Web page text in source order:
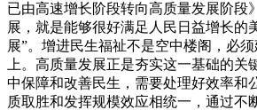
已由高速增长阶段转向高质量发展阶段
展，就是能够很好满足人民日益增长的
展”。增进民生福祉不是空中楼阁，必
上。高质量发展正是夯实这一基础的关
中保障和改善民生，需要处理好效率和
质取胜和发挥规模效应相统一，通过不